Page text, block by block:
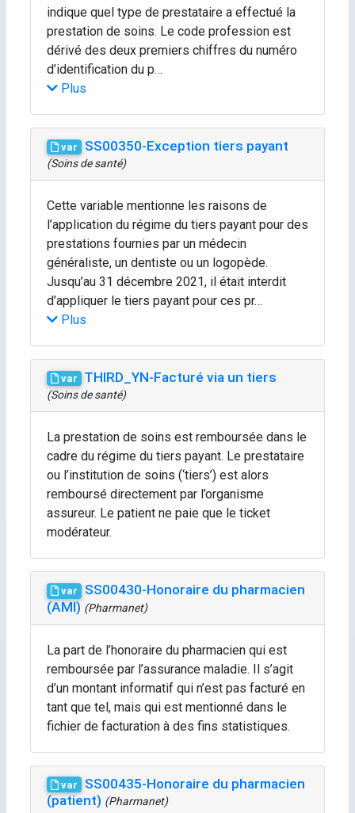
indique quel type de prestataire a effectué la
prestation de soins. Le code profession est
dérivé des deux premiers chiffres du numéro
d’identification du p…
Plus
var SS00350-Exception tiers payant
(Soins de santé)
Cette variable mentionne les raisons de
l’application du régime du tiers payant pour des
prestations fournies par un médecin
généraliste, un dentiste ou un logopède.
Jusqu’au 31 décembre 2021, il était interdit
d’appliquer le tiers payant pour ces pr…
Plus
var THIRD_YN-Facturé via un tiers
(Soins de santé)
La prestation de soins est remboursée dans le
cadre du régime du tiers payant. Le prestataire
ou l’institution de soins (‘tiers’) est alors
remboursé directement par l’organisme
assureur. Le patient ne paie que le ticket
modérateur.
var
SS00430-Honoraire du pharmacien
(AMI) (Pharmanet)
La part de l’honoraire du pharmacien qui est
remboursée par l’assurance maladie. Il s’agit
d’un montant informatif qui n’est pas facturé en
tant que tel, mais qui est mentionné dans le
fichier de facturation à des fins statistiques.
var
SS00435-Honoraire du pharmacien
(patient) (Pharmanet)